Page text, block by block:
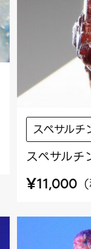
スペサルチ
スペサル
¥11,000 （